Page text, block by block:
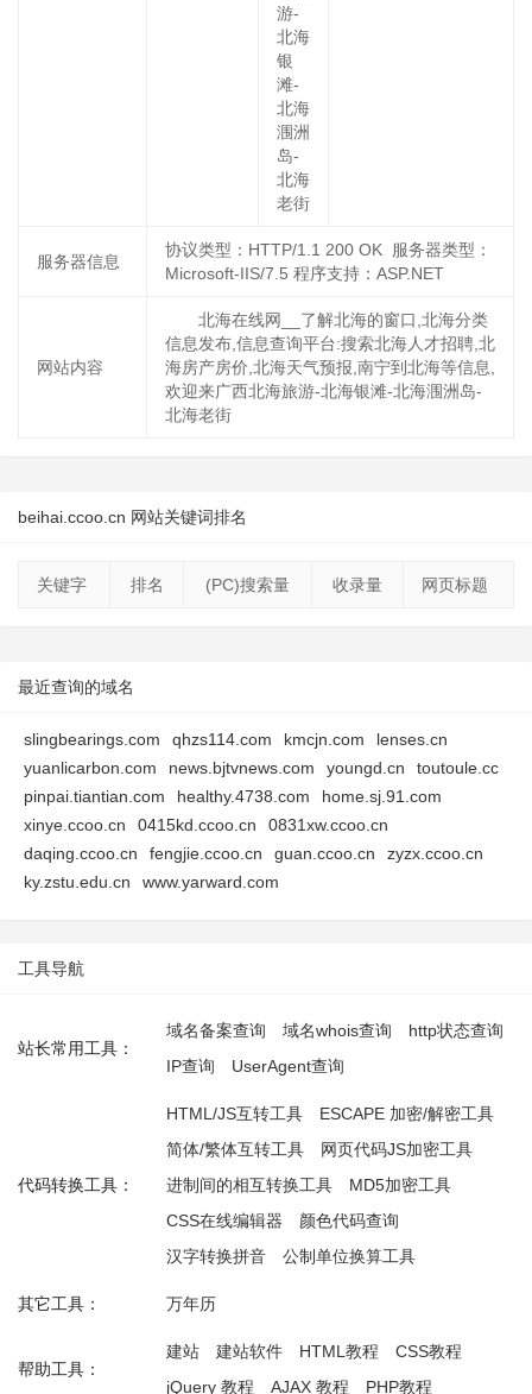
游-
北海
银
滩-
北海
涠洲
岛-
北海
老街
服务器信息
协议类型：HTTP/1.1 200 OK 服务器类型：
Microsoft-IIS/7.5 程序支持：ASP.NET
网站内容
北海在线网__了解北海的窗口,北海分类
信息发布,信息查询平台:搜索北海人才招聘,北
海房产房价,北海天气预报,南宁到北海等信息,
欢迎来广西北海旅游-北海银滩-北海涠洲岛-
北海老街
beihai.ccoo.cn 网站关键词排名
关键字 排名 (PC)搜索量 收录量 网页标题
最近查询的域名
slingbearings.com qhzs114.com kmcjn.com
lenses.cn
yuanlicarbon.com
news.bjtvnews.com youngd.cn
toutoule.cc
pinpai.tiantian.com
healthy.4738.com
home.sj.91.com
xinye.ccoo.cn
0415kd.ccoo.cn
0831xw.ccoo.cn
daqing.ccoo.cn
fengjie.ccoo.cn guan.ccoo.cn
zyzx.ccoo.cn
ky.zstu.edu.cn
www.yarward.com
工具导航
站长常用工具：
域名备案查询 域名whois查询
http状态查询
IP查询
UserAgent查询
代码转换工具：
HTML/JS互转工具
ESCAPE 加密/解密工具
简体/繁体互转工具
网页代码JS加密工具
进制间的相互转换工具
MD5加密工具
CSS在线编辑器
颜色代码查询
汉字转换拼音
公制单位换算工具
其它工具： 万年历
帮助工具：
建站 建站软件 HTML教程
CSS教程
jQuery 教程
AJAX 教程 PHP教程